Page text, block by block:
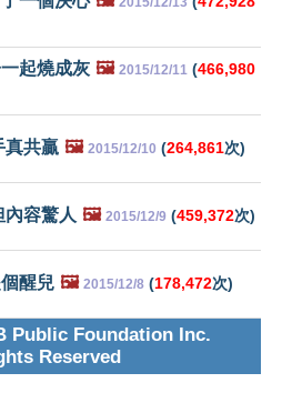
起燒成灰 🖼️ 2015/12/11 (466,980
真共贏 🖼️ 2015/12/10 (264,861次)
容驚人 🖼️ 2015/12/9 (459,372次)
醒兒 🖼️ 2015/12/8 (178,472次)
Public Foundation Inc.
Reserved